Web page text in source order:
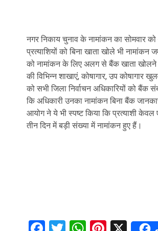
नगर निकाय चुनाव के नामांकन का सोमवार
प्रत्याशियों को बिना खाता खोले भी
को नामांकन के लिए अलग से बैंक खाता खोलने
की विभिन्न शाखाएं, कोषागार, उप
को सभी जिला निर्वाचन अधिकारियों को बैंक
कि अधिकारी उनका नामांकन बिना बैंक
आयोग ने ये भी स्पष्ट किया कि प्रत्याशी
तीन दिन में बड़ी संख्या में नामांकन हुए हैं।